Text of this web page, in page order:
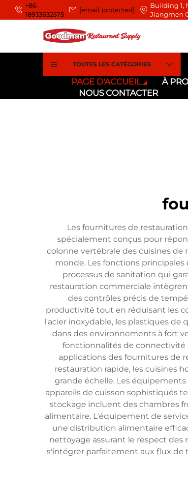
+86-
18933632575
[email protected]
Building 1,
Jiangmen
TOUTES LES CATÉGORIES
PAGE D'ACCUEIL À
NOUS CONTACTER
Les fournitures de
spécialement conçus pour
colonne vertébrale des cuisines
monde. Les fonctions
processus de sanitation qui
restauration commerciale
des contrôles précis de
productivité tout en réduisant les
l'acier inoxydable, les plastiques
dans des environnements à fort
fonctionnalités de connectivité
applications des fournitures de
restauration rapide, les cuisines
grande échelle. Les
appareils de cuisson sophistiqués
stockage incluent des chambres
alimentaire. L'équipement de
une distribution alimentaire
nettoyage assurant le respect
s'intégrer parfaitement aux flux de